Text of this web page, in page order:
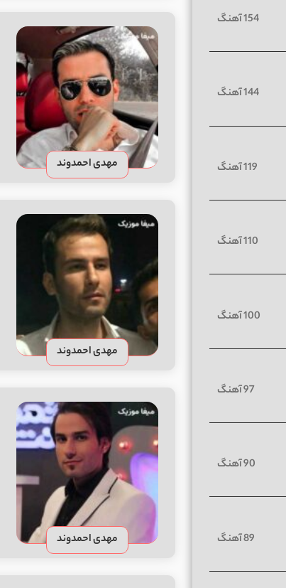
مهدی احمدوند
مهدی احمدوند
مهدی احمدوند
154 آهنگ
144 آهنگ
119 آهنگ
110 آهنگ
100 آهنگ
97 آهنگ
90 آهنگ
89 آهنگ